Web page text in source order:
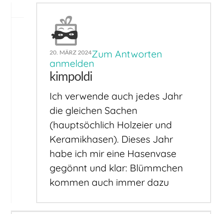
20. MÄRZ 2024Zum Antworten
anmelden
kimpoldi
Ich verwende auch jedes Jahr
die gleichen Sachen
(hauptsöchlich Holzeier und
Keramikhasen). Dieses Jahr
habe ich mir eine Hasenvase
gegönnt und klar: Blümmchen
kommen auch immer dazu